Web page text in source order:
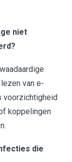
niet
van e-
voorzichtigheid
koppelingen
die